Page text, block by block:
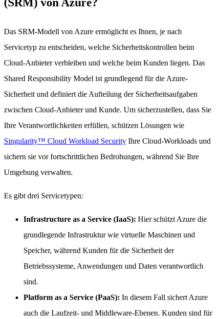
Das SRM-Modell von Azure ermöglicht es Ihnen, je nach
Servicetyp zu entscheiden, welche Sicherheitskontrollen beim
Cloud-Anbieter verbleiben und welche beim Kunden liegen. Das
Shared Responsibility Model ist grundlegend für die Azure-
Sicherheit und definiert die Aufteilung der Sicherheitsaufgaben
zwischen Cloud-Anbieter und Kunde. Um sicherzustellen, dass Sie
Ihre Verantwortlichkeiten erfüllen, schützen Lösungen wie
Singularity™ Cloud Workload Security Ihre Cloud-Workloads und
sichern sie vor fortschrittlichen Bedrohungen, während Sie Ihre
Umgebung verwalten.
Es gibt drei Servicetypen:
Infrastructure as a Service (IaaS): Hier schützt Azure die
grundlegende Infrastruktur wie virtuelle Maschinen und
Speicher, während Kunden für die Sicherheit der
Betriebssysteme, Anwendungen und Daten verantwortlich
sind.
Platform as a Service (PaaS): In diesem Fall sichert Azure
auch die Laufzeit- und Middleware-Ebenen. Kunden sind für